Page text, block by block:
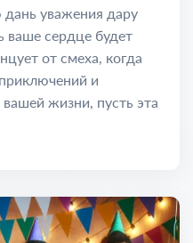
уважения дару
ваше сердце будет
от смеха, когда
и
жизни, пусть эта